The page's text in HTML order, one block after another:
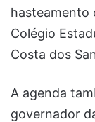
hasteamento
Colégio
Costa dos
A agenda
governador